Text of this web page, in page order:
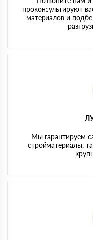
проконсультируют
материалов и
Мы гарантируем
стройматериалы,